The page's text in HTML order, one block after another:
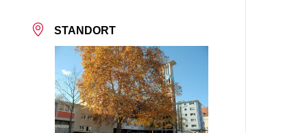
STANDORT